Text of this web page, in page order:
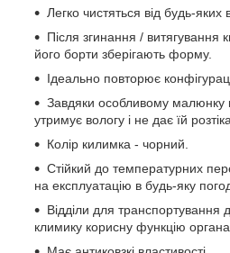
Легко чистяться від будь-яких
Після згинання / витягування
його борти зберігають форму.
Ідеально повторює
Завдяки особливому малюнку
утримує вологу і не дає їй
Колір килимка - чорний.
Стійкий до температурних
на експлуатацію в будь-яку
Відділи для транспортування
климику корисну функцію